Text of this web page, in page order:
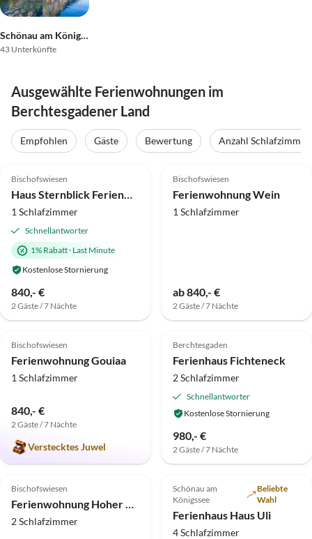
Schönau am Königssee
43 Unterkünfte
Ausgewählte Ferienwohnungen im
Berchtesgadener Land
Empfohlen Gäste Bewertung
Anzahl Schlafzimmer
Bischofswiesen
1 Schlafzimmer
Schnellantworter
1% Rabatt· Last Minute
Kostenlose Stornierung
840,- €
2 Gäste / 7 Nächte
Bischofswiesen
Ferienwohnung Wein
1 Schlafzimmer
ab 840,- €
2 Gäste / 7 Nächte
Top-Inserat
5.0 (11)
Bischofswiesen
Ferienwohnung Gouiaa
1 Schlafzimmer
840,- €
2 Gäste / 7 Nächte
Verstecktes Juwel
5.0 (6)
Berchtesgaden
Ferienhaus Fichteneck
2 Schlafzimmer
Schnellantworter
Kostenlose Stornierung
980,- €
2 Gäste / 7 Nächte
Top-Inserat
4.8 (5)
Bischofswiesen
2 Schlafzimmer
5.0 (5)
Schönau am
Königssee
Beliebte
Wahl
Ferienhaus Haus Uli
4 Schlafzimmer